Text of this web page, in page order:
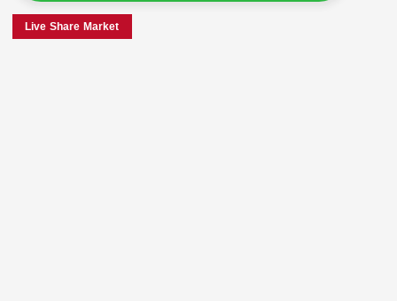
Live Share Market